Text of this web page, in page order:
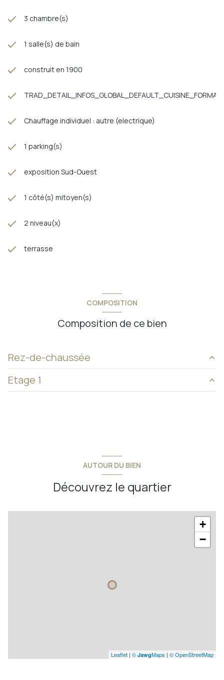
3 chambre(s)
1 salle(s) de bain
construit en 1900
Chauffage individuel : autre (electrique)
1 parking(s)
exposition Sud-Ouest
1 côté(s) mitoyen(s)
2 niveau(x)
terrasse
COMPOSITION
Composition de ce bien
Rez-de-chaussée
séjour - salon - cuisine
Etage 1
AUTOUR DU BIEN
Découvrez le quartier
+
−
Leaflet | © JawgMaps | © OpenStreetMap